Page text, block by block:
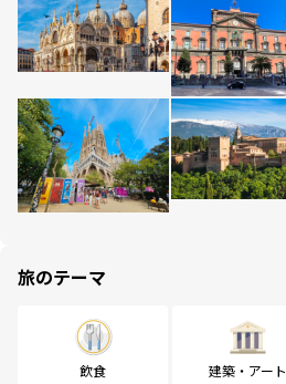
旅のテーマ
飲食 建築・アート